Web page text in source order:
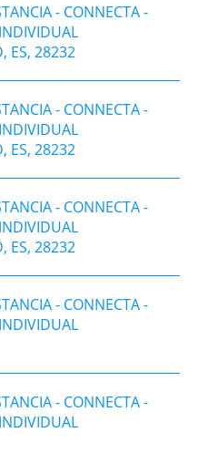
- CONNECTA -
ES, 28232
- CONNECTA -
ES, 28232
- CONNECTA -
ES, 28232
- CONNECTA -
- CONNECTA -